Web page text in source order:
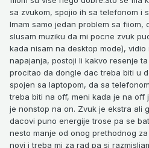
sa zvukom, spojio ih sa telefonom i
Imam samo jedan problem sa fiiom,
slusam muziku da mi pocne zvuk
kada nisam na desktop mode),
napajanja, postoji li kakvo resenje
procitao da dongle dac treba biti u
spojen sa laptopom, da sa
treba biti na off, meni kada je na off
je nonstop na on. Zvuk je ekstra ali
dacovi puno energije trose pa se
nesto manje od onog prethodnog
novi i treba mi za rad pa si